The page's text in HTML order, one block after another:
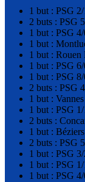
1 but : PSG
2 buts : PSG
1 but : PSG
1 but :
1 but :
1 but : PSG
1 but : PSG
2 buts : PSG
1 but :
1 but : PSG
2 buts :
1 but :
2 buts : PSG
1 but : PSG
1 but : PSG
1 but : PSG